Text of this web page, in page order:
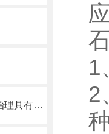
污水PH计在环境监测和水体治理具有重要意义
1
2